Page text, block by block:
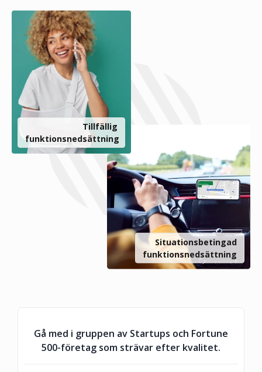
Situationsbetingad
funktionsnedsättning
Tillfällig
funktionsnedsättning
Gå med i gruppen av Startups och Fortune
500-företag som strävar efter kvalitet.